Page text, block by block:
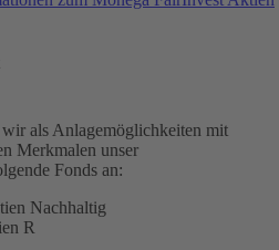
als Anlagemöglichkeiten mit
Merkmalen unser
Fonds an:
Nachhaltig
R